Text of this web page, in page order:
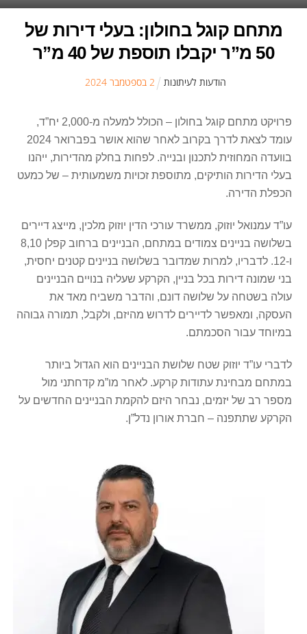
מתחם קוגל בחולון: בעלי דירות של
50 מ”ר יקבלו תוספת של 40 מ”ר
הודעות לעיתונות 2 בספטמבר 2024
פרויקט מתחם קוגל בחולון – הכולל למעלה מ-2,000 יח”ד,
עומד לצאת לדרך בקרוב לאחר שהוא אושר בפברואר 2024
בוועדה המחוזית לתכנון ובנייה. לפחות בחלק מהדירות, ייהנו
בעלי הדירות הותיקים, מתוספת זכויות משמעותית – של כמעט
הכפלת הדירה.
עו”ד עמנואל יוזוק, ממשרד עורכי הדין יוזוק מלכין, מייצג דיירים
בשלושה בניינים צמודים במתחם, הבניינים ברחוב קפלן 8,10
ו-12. לדבריו, למרות שמדובר בשלושה בניינים קטנים יחסית,
בני שמונה דירות בכל בניין, הקרקע שעליה בנויים הבניינים
עולה בשטחה על שלושה דונם, והדבר משביח מאד את
העסקה, ומאפשר לדיירים לדרוש מהיזם, ולקבל, תמורה גבוהה
במיוחד עבור הסכמתם.
לדברי עו”ד יוזוק שטח שלושת הבניינים הוא הגדול ביותר
במתחם מבחינת עתודות קרקע. לאחר מו”מ קדחתני מול
מספר רב של יזמים, נבחר היזם להקמת הבניינים החדשים על
הקרקע שתתפנה – חברת אורון נדל”ן.